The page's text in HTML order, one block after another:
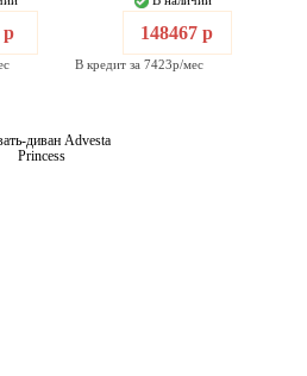
р 148467 р
В кредит за 7423р/мес
диван Advesta
Princess